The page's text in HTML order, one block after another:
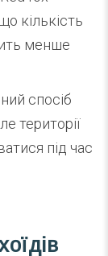
кількість
менше
спосіб
території
під час